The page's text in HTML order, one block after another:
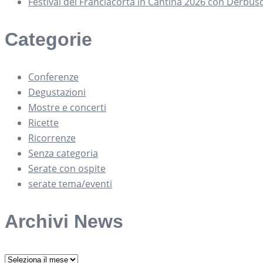
Categorie
Conferenze
Degustazioni
Mostre e concerti
Ricette
Ricorrenze
Senza categoria
Serate con ospite
serate tema/eventi
Archivi News
Archivi